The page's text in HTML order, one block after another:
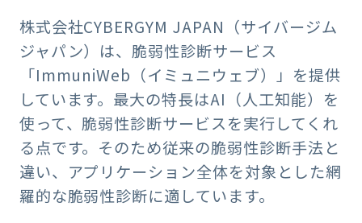
株式会社CYBERGYM JAPAN（サイバージム
ジャパン）は、脆弱性診断サービス
「ImmuniWeb（イミュニウェブ）」を提供
しています。最大の特長はAI（人工知能）を
使って、脆弱性診断サービスを実行してくれ
る点です。そのため従来の脆弱性診断手法と
違い、アプリケーション全体を対象とした網
羅的な脆弱性診断に適しています。